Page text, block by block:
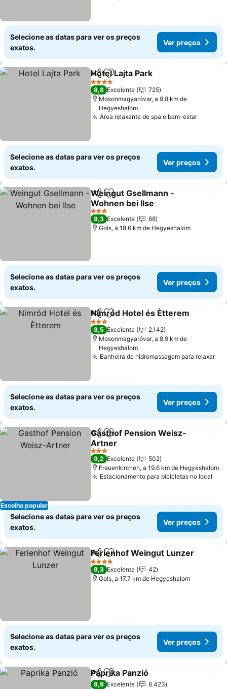
Selecione as datas para ver os preços
exatos.
Ver preços
PartilharAdicionar aos favoritos
Hotel Lajta Park
4 Estrelas
8,8 Excelente
725
Mosonmagyaróvar, a 9.8 km de
Hegyeshalom
Área relaxante de spa e bem-estar
Selecione as datas para ver os preços
exatos.
Ver preços
PartilharAdicionar aos favoritos
Weingut Gsellmann -
Wohnen bei Ilse
3 Estrelas
9,3 Excelente
68
Gols, a 18.6 km de Hegyeshalom
Selecione as datas para ver os preços
exatos.
Ver preços
PartilharAdicionar aos favoritos
Nimród Hotel és Ètterem
3 Estrelas
8,5 Excelente
2.142
Mosonmagyaróvar, a 8.9 km de
Hegyeshalom
Banheira de hidromassagem para relaxar
Selecione as datas para ver os preços
exatos.
Ver preços
Escolha popular
PartilharAdicionar aos favoritos
Gasthof Pension Weisz-
Artner
3 Estrelas
9,2 Excelente
502
Frauenkirchen, a 19.6 km de Hegyeshalom
Estacionamento para bicicletas no local
Selecione as datas para ver os preços
exatos.
Ver preços
PartilharAdicionar aos favoritos
Ferienhof Weingut Lunzer
4 Estrelas
9,3 Excelente
42
Gols, a 17.7 km de Hegyeshalom
Selecione as datas para ver os preços
exatos.
Ver preços
PartilharAdicionar aos favoritos
Paprika Panzió
8,8 Excelente
6.423